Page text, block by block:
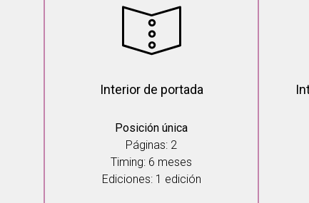
Interior de portada
Posición única
Páginas: 2
Timing: 6 meses
Ediciones: 1 edición